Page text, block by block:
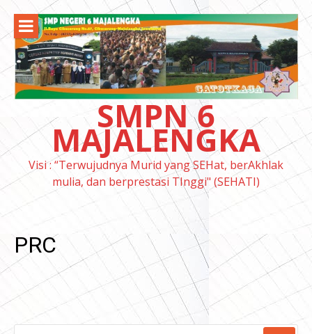
konten
SMPN 6
MAJALENGKA
Visi : “Terwujudnya Murid yang SEHat, berAkhlak
mulia, dan berprestasi TInggi" (SEHATI)
PRC